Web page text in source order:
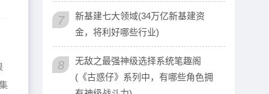
7
新基建七大领域(34万亿新基建资
金，将利好哪些行业)
8
无敌之最强神级选择系统笔趣阁
(《古惑仔》系列中，有哪些角色拥